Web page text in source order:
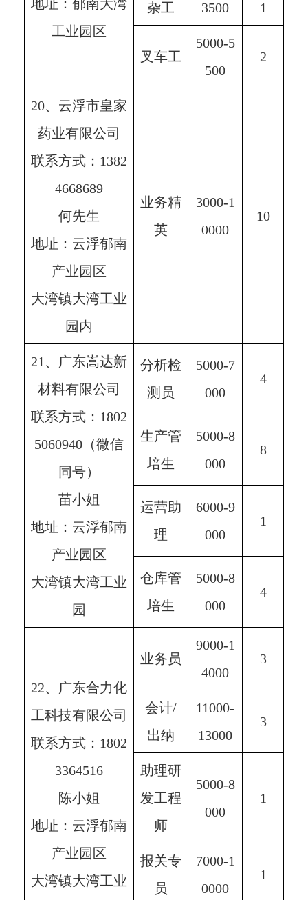
地址：郁南大湾
工业园区
杂工 3500 1
叉车工
5000-5
500
2
20、云浮市皇家
药业有限公司
联系方式：1382
4668689
何先生
地址：云浮郁南
产业园区
大湾镇大湾工业
园内
业务精
英
3000-1
0000
10
21、广东嵩达新
材料有限公司
联系方式：1802
5060940（微信
同号）
苗小姐
地址：云浮郁南
产业园区
大湾镇大湾工业
园
分析检
测员
5000-7
000
4
生产管
培生
5000-8
000
8
运营助
理
6000-9
000
1
仓库管
培生
5000-8
000
4
22、广东合力化
工科技有限公司
联系方式：1802
3364516
陈小姐
地址：云浮郁南
产业园区
大湾镇大湾工业
业务员
9000-1
4000
3
会计/
出纳
11000-
13000
3
助理研
发工程
师
5000-8
000
1
报关专
员
7000-1
0000
1